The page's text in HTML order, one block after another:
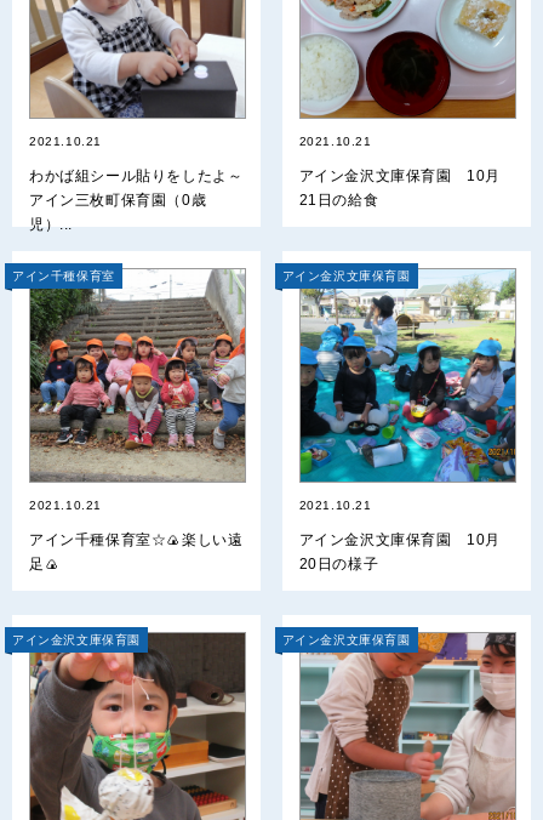
2021.10.21
わかば組シール貼りをしたよ～
アイン三枚町保育園（0歳
児）...
2021.10.21
アイン金沢文庫保育園 10月
21日の給食
アイン千種保育室
2021.10.21
アイン千種保育室☆🍙楽しい遠
足🍙
アイン金沢文庫保育園
2021.10.21
アイン金沢文庫保育園 10月
20日の様子
アイン金沢文庫保育園 アイン金沢文庫保育園